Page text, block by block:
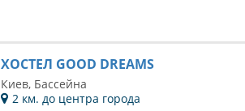
ХОСТЕЛ GOOD DREAMS
Киев, Бассейна
2 км. до центра города